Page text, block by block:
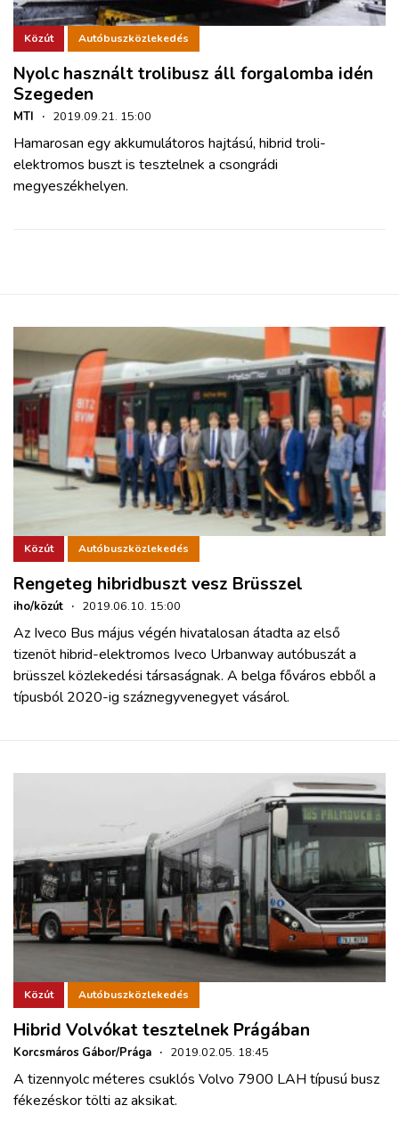
Közút Autóbuszközlekedés
Nyolc használt trolibusz áll forgalomba idén
Szegeden
MTI · 2019.09.21. 15:00
Hamarosan egy akkumulátoros hajtású, hibrid troli-
elektromos buszt is tesztelnek a csongrádi
megyeszékhelyen.
Közút Autóbuszközlekedés
Rengeteg hibridbuszt vesz Brüsszel
iho/közút · 2019.06.10. 15:00
Az Iveco Bus május végén hivatalosan átadta az első
tizenöt hibrid-elektromos Iveco Urbanway autóbuszát a
brüsszel közlekedési társaságnak. A belga főváros ebből a
típusból 2020-ig száznegyvenegyet vásárol.
Közút Autóbuszközlekedés
Hibrid Volvókat tesztelnek Prágában
Korcsmáros Gábor/Prága · 2019.02.05. 18:45
A tizennyolc méteres csuklós Volvo 7900 LAH típusú busz
fékezéskor tölti az aksikat.